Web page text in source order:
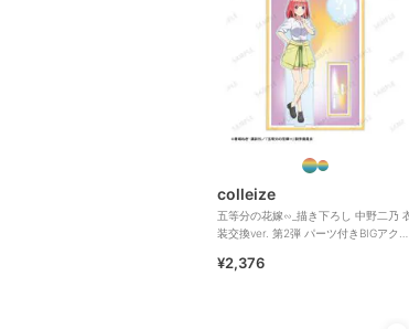
colleize
五等分の花嫁∽_描き下ろし 中野二乃
装交換ver. 第2弾 パーツ付きBIGアクリ
¥2,376